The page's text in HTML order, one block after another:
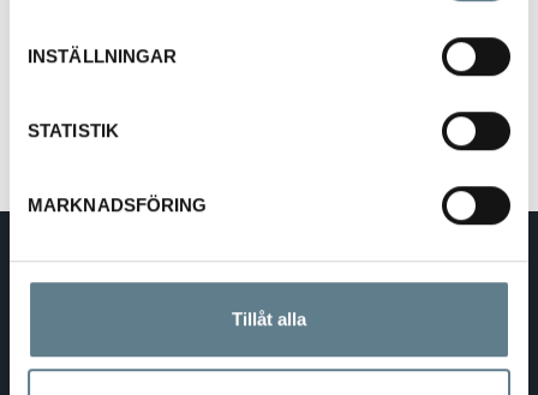
INSTÄLLNINGAR
STATISTIK
MARKNADSFÖRING
Tillåt alla
Tillverkad av
DaloLindén AB
E-post: info@dalolinden.se
SE-331 53 VÄRNAMO
Org.nr: 556526-6599